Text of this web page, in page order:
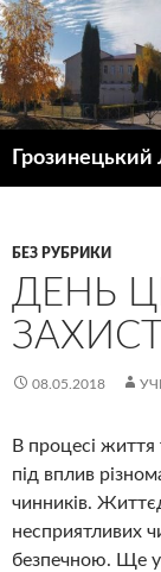
БЕЗ РУБРИКИ
ДЕНЬ
08.05.2018
В процесі життя
під вплив
чинників.
несприятливих
безпечною. Ще у